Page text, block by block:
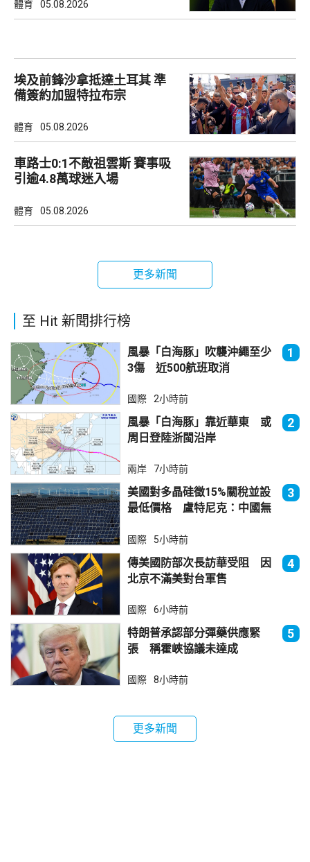
體育 05.08.2026
埃及前鋒沙拿抵達土耳其 準
備簽約加盟特拉布宗
體育 05.08.2026
車路士0:1不敵祖雲斯 賽事吸
引逾4.8萬球迷入場
體育 05.08.2026
更多新聞
至 Hit 新聞排行榜
風暴「白海豚」吹襲沖繩至少
3傷 近500航班取消
1
國際 2小時前
風暴「白海豚」靠近華東 或
周日登陸浙閩沿岸
2
兩岸 7小時前
美國對多晶硅徵15%關稅並設
最低價格 盧特尼克：中國無
3
國際 5小時前
傳美國防部次長訪華受阻 因
北京不滿美對台軍售
4
國際 6小時前
特朗普承認部分彈藥供應緊
張 稱霍峽協議未達成
5
國際 8小時前
更多新聞